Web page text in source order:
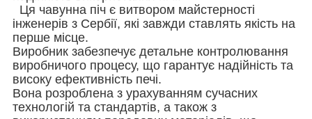
Ця чавунна піч є витвором майстерності
інженерів з Сербії, які завжди ставлять якість на
перше місце.
Виробник забезпечує детальне контролювання
виробничого процесу, що гарантує надійність та
високу ефективність печі.
Вона розроблена з урахуванням сучасних
технологій та стандартів, а також з